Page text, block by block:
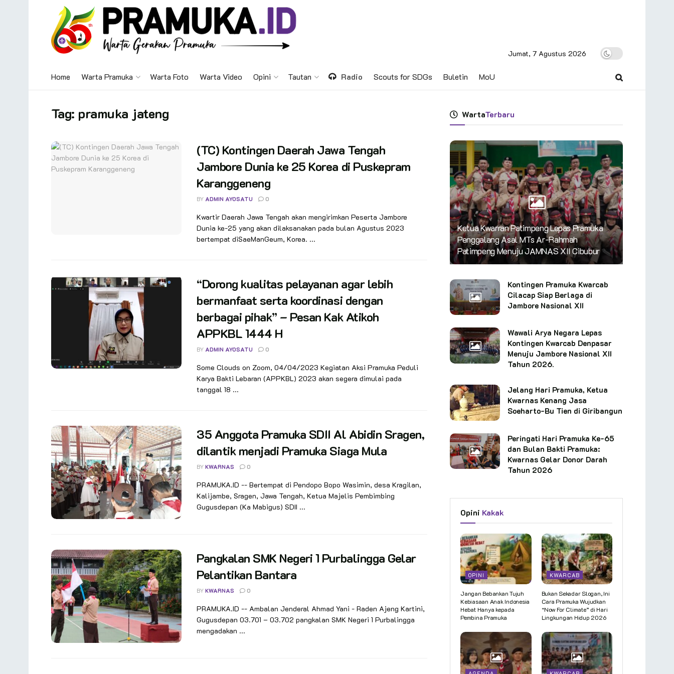
Jumat, 7 Agustus 2026
Home Warta Pramuka Warta Foto Warta Video Opini Tautan Radio Scouts for SDGs Buletin MoU
Tag: pramuka jateng
(TC) Kontingen Daerah Jawa Tengah
Jambore Dunia ke 25 Korea di Puskepram
Karanggeneng
BY ADMIN AYOSATU 0
Kwartir Daerah Jawa Tengah akan mengirimkan Peserta Jambore
Dunia ke-25 yang akan dilaksanakan pada bulan Agustus 2023
bertempat diSaeManGeum, Korea. ...
“Dorong kualitas pelayanan agar lebih
bermanfaat serta koordinasi dengan
berbagai pihak” – Pesan Kak Atikoh
APPKBL 1444 H
BY ADMIN AYOSATU 0
Some Clouds on Zoom, 04/04/2023 Kegiatan Aksi Pramuka Peduli
Karya Bakti Lebaran (APPKBL) 2023 akan segera dimulai pada
tanggal 18 ...
35 Anggota Pramuka SDII Al Abidin Sragen,
dilantik menjadi Pramuka Siaga Mula
BY KWARNAS 0
PRAMUKA.ID -- Bertempat di Pendopo Bopo Wasimin, desa Kragilan,
Kalijambe, Sragen, Jawa Tengah, Ketua Majelis Pembimbing
Gugusdepan (Ka Mabigus) SDII ...
Pangkalan SMK Negeri 1 Purbalingga Gelar
Pelantikan Bantara
BY KWARNAS 0
PRAMUKA.ID -- Ambalan Jenderal Ahmad Yani - Raden Ajeng Kartini,
Gugusdepan 03.701 – 03.702 pangkalan SMK Negeri 1 Purbalingga
mengadakan ...
WartaTerbaru
Ketua Kwarran Patimpeng Lepas Pramuka
Penggalang Asal MTs Ar-Rahmah
Patimpeng Menuju JAMNAS XII Cibubur
Kontingen Pramuka Kwarcab
Cilacap Siap Berlaga di
Jambore Nasional XII
Wawali Arya Negara Lepas
Kontingen Kwarcab Denpasar
Menuju Jambore Nasional XII
Tahun 2026.
Jelang Hari Pramuka, Ketua
Kwarnas Kenang Jasa
Soeharto-Bu Tien di Giribangun
Peringati Hari Pramuka Ke-65
dan Bulan Bakti Pramuka:
Kwarnas Gelar Donor Darah
Tahun 2026
Opini Kakak
OPINI
Jangan Bebankan Tujuh
Kebiasaan Anak Indonesia
Hebat Hanya kepada
Pembina Pramuka
KWARCAB
Bukan Sekadar Slogan, Ini
Cara Pramuka Wujudkan
“Now For Climate” di Hari
Lingkungan Hidup 2026